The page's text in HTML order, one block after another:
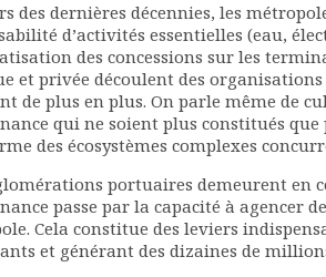
des dernières décennies, les
d’activités essentielles (eau,
des concessions sur les
et privée découlent des
de plus en plus. On parle même de
qui ne soient plus constitués
des écosystèmes complexes
portuaires demeurent en
passe par la capacité à agencer
Cela constitue des leviers
et générant des dizaines de